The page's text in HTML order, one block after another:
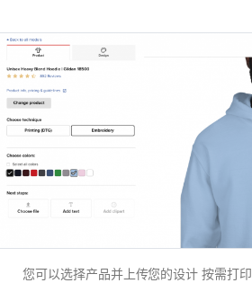
您可以选择产品并上传您的设计 按需打印